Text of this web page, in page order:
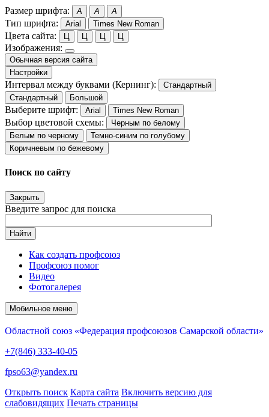
Размер шрифта: A A A
Тип шрифта: Arial Times New Roman
Цвета сайта: Ц Ц Ц Ц
Изображения:
Обычная версия сайта
Настройки
Интервал между буквами (Кернинг):
Стандартный
Стандартный
Большой
Выберите шрифт: Arial Times New Roman
Выбор цветовой схемы:
Черным по белому
Белым по черному
Темно-синим по голубому
Коричневым по бежевому
Поиск по сайту
Закрыть
Введите запрос для поиска
Найти
Как создать профсоюз
Профсоюз помог
Видео
Фотогалерея
Мобильное меню
Областной союз «Федерация профсоюзов Самарской области»
+7(846) 333-40-05
fpso63@yandex.ru
Открыть поиск Карта сайта Включить версию для
слабовидящих Печать страницы